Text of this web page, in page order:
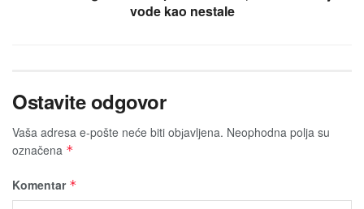
vode kao nestale
Ostavite odgovor
Vaša adresa e-pošte neće biti obјavljena. Neophodna polja su
označena *
Komentar *